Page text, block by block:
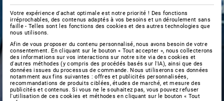
Votre expérience d'achat optimale est notre priorité ! Des fonctions
irréprochables, des contenus adaptés à vos besoins et un déroulement sans
faille - Telles sont les fonctions des cookies et des autres technologies que
nous utilisons.
Afin de vous proposer du contenu personnalisé, nous avons besoin de votre
consentement. En cliquant sur le bouton « Tout accepter », nous collecterons
des informations sur vos interactions sur notre site via des cookies et
d'autres méthodes (y compris des procédés basés sur l'IA), ainsi que des
données issues du processus de commande. Nous utiliserons ces données
notamment aux fins suivantes : offres et publicités personnalisées,
recommandations de produits ciblées, études de marché, et mesure des
publicités et contenus. Si vous ne le souhaitez pas, vous pouvez refuser
l'utilisation de ces cookies et méthodes en cliquant sur le bouton « Tout